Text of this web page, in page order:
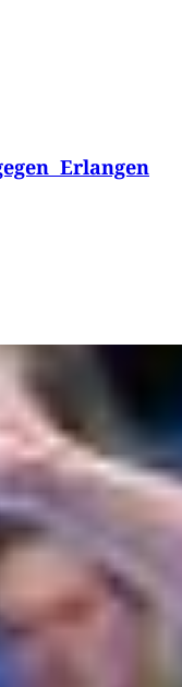
Erlangen